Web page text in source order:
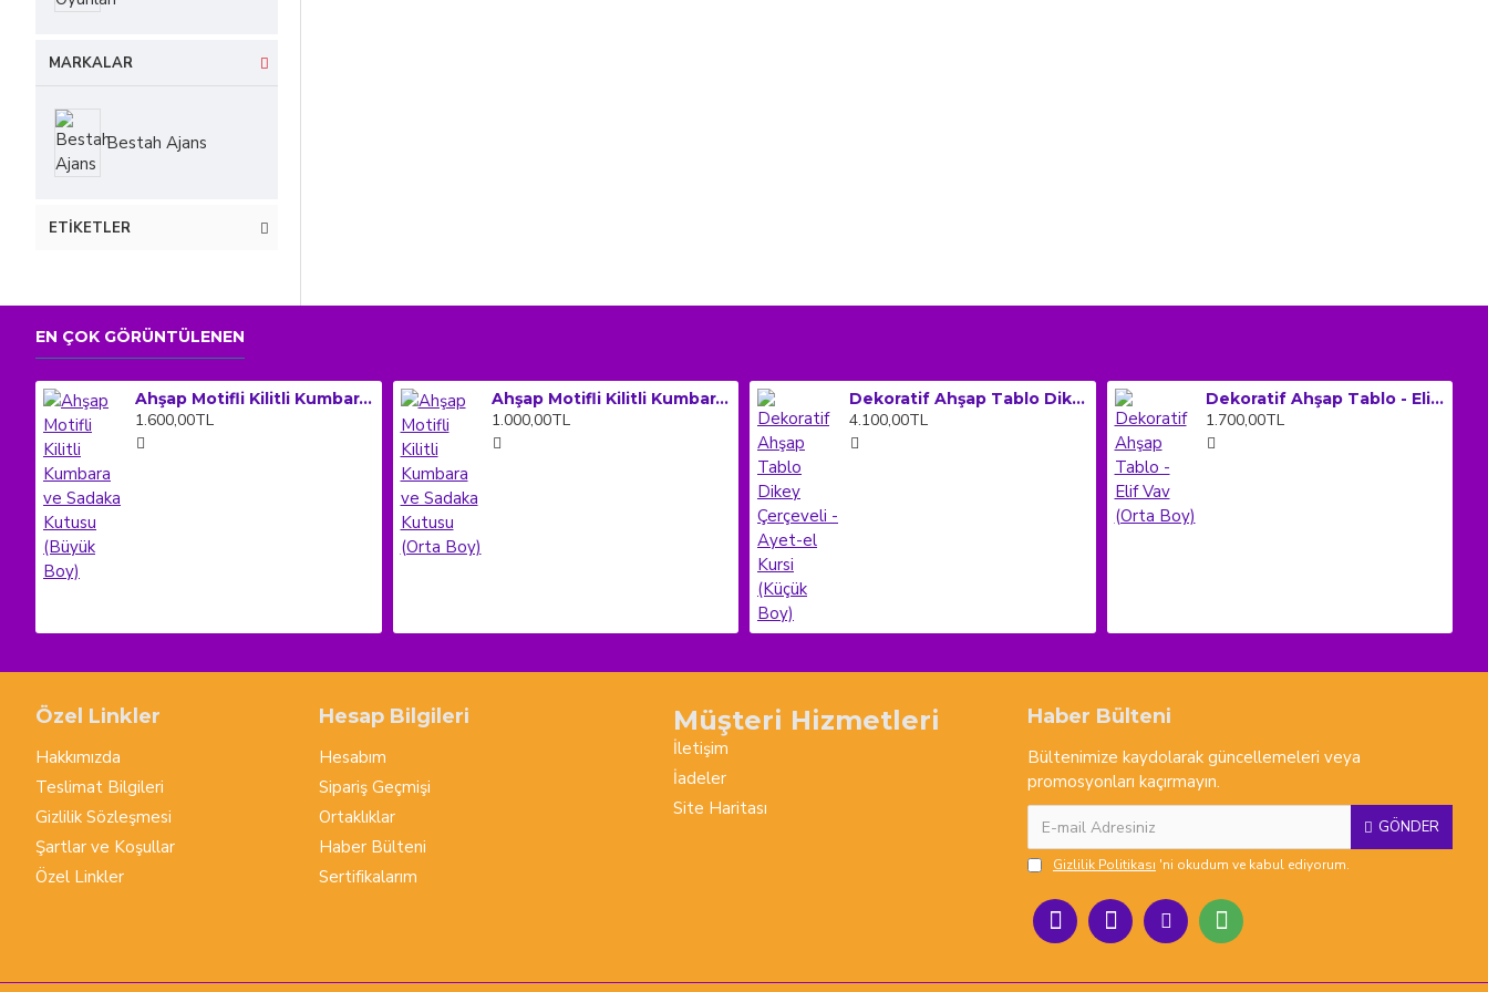
MARKALAR
Bestah Ajans
ETIKETLER
EN ÇOK GÖRÜNTÜLENEN
Ahşap Motifli Kilitli Kumbara ve Sadaka Kutusu (Büyük Boy)
1.600,00TL
Ahşap Motifli Kilitli Kumbara ve Sadaka Kutusu (Orta Boy)
1.000,00TL
Dekoratif Ahşap Tablo Dikey Çerçeveli - Ayet-el Kursi (Küçük Boy)
4.100,00TL
Dekoratif Ahşap Tablo - Elif Vav (Orta Boy)
1.700,00TL
Özel Linkler
Hakkımızda
Teslimat Bilgileri
Gizlilik Sözleşmesi
Şartlar ve Koşullar
Özel Linkler
Hesap Bilgileri
Hesabım
Sipariş Geçmişi
Ortaklıklar
Haber Bülteni
Sertifikalarım
Müşteri Hizmetleri
İletişim
İadeler
Site Haritası
Haber Bülteni
Bültenimize kaydolarak güncellemeleri veya
promosyonları kaçırmayın.
GÖNDER
Gizlilik Politikası 'ni okudum ve kabul ediyorum.